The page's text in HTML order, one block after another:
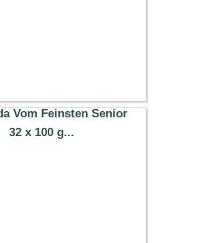
Vom Feinsten Senior
32 x 100 g...